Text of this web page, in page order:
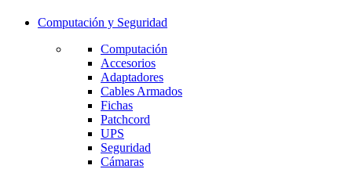
Computación y Seguridad
Computación
Accesorios
Adaptadores
Cables Armados
Fichas
Patchcord
UPS
Seguridad
Cámaras